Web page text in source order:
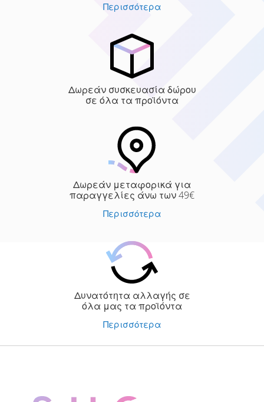
Περισσότερα
Δωρεάν συσκευασία δώρου
σε όλα τα προϊόντα
Δωρεάν μεταφορικά για
παραγγελίες άνω των 49€
Περισσότερα
Δυνατότητα αλλαγής σε
όλα μας τα προϊόντα
Περισσότερα